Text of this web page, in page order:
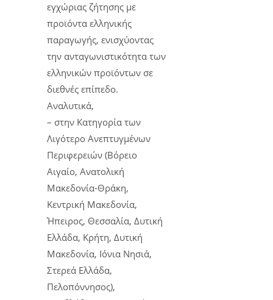
εγχώριας ζήτησης με
προϊόντα ελληνικής
παραγωγής, ενισχύοντας
την ανταγωνιστικότητα των
ελληνικών προϊόντων σε
διεθνές επίπεδο.
Αναλυτικά,
– στην Κατηγορία των
Λιγότερο Ανεπτυγμένων
Περιφερειών (Βόρειο
Αιγαίο, Ανατολική
Μακεδονία-Θράκη,
Κεντρική Μακεδονία,
Ήπειρος, Θεσσαλία, Δυτική
Ελλάδα, Κρήτη, Δυτική
Μακεδονία, Ιόνια Νησιά,
Στερεά Ελλάδα,
Πελοπόννησος),